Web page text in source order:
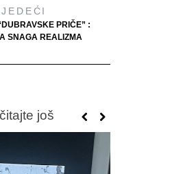
PRIČE” :
SNAGA REALIZMA
još